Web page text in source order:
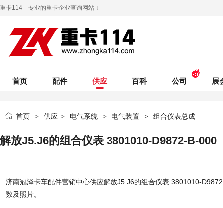
重卡114—专业的重卡企业查询网站 ↓
首页 配件 供应 百科 公司 展
首页 > 供应 > 电气系统 > 电气装置 > 组合仪表总成
解放J5.J6的组合仪表 3801010-D9872-B-000
济南冠泽卡车配件营销中心供应解放J5.J6的组合仪表 3801010-
数及照片。